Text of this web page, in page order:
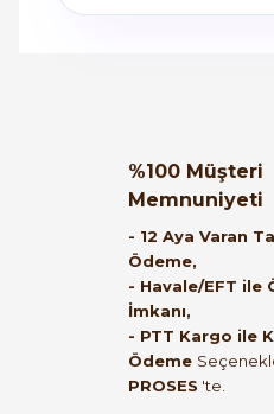
B... A... | 27/06/2026
Satıcı ilgili ve çok yardım
mehmet bey ilgi ve
%100 Müşteri
Memnuniyeti
- 12 Aya Varan
Ödeme,
- Havale/EFT ile
İmkanı,
- PTT Kargo ile
Ödeme
PROSES 'te.